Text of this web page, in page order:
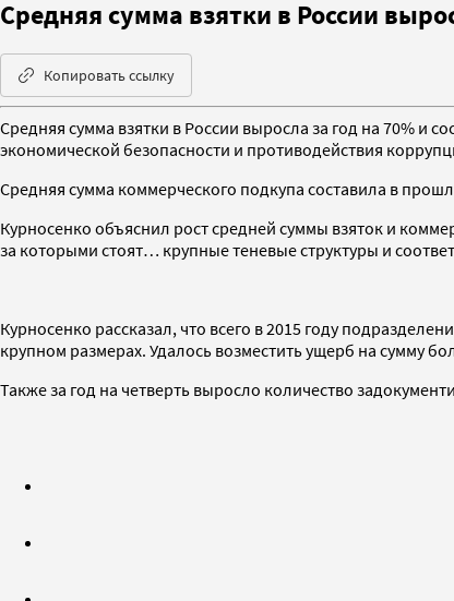
Средняя сумма взятки в России
Копировать ссылку
Средняя сумма взятки в России выросла за год на 70% и
экономической безопасности и противодействия
Средняя сумма коммерческого подкупа составила в
Курносенко объяснил рост средней суммы взяток и
за которыми стоят… крупные теневые структуры и
Курносенко рассказал, что всего в 2015 году
крупном размерах. Удалось возместить ущерб на сумму
Также за год на четверть выросло количество